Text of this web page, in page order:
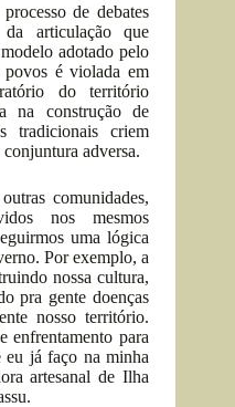
de debates
articulação que
adotado pelo
é violada em
do território
na construção de
tradicionais criem
adversa.
comunidades,
nos mesmos
uma lógica
Por exemplo, a
nossa cultura,
pra gente doenças
nosso território.
enfrentamento para
eu já faço na minha
artesanal de Ilha